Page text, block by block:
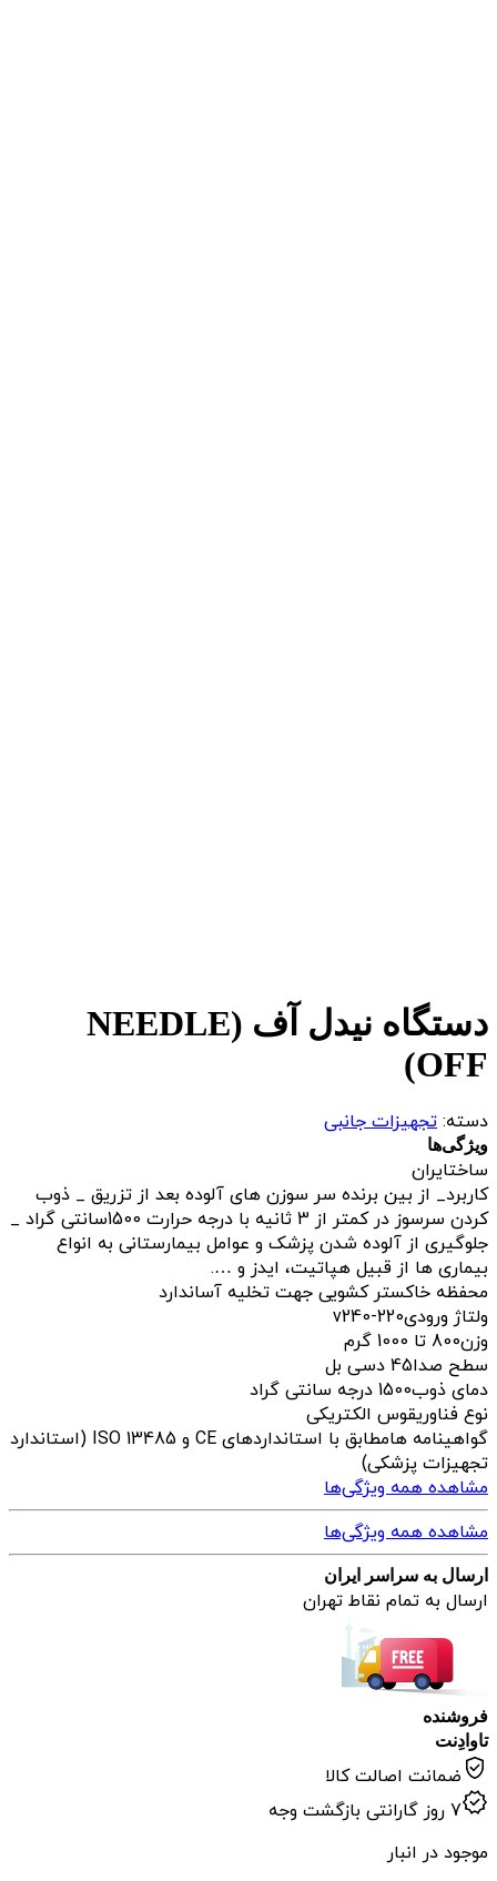
دستگاه نیدل آف (NEEDLE
OFF)
دسته: تجهیزات جانبی
ویژگی‌ها
ساختایران
کاربرد_ از بین برنده سر سوزن های آلوده بعد از تزریق _ ذوب
کردن سرسوز در کمتر از 3 ثانیه با درجه حرارت 1500سانتی گراد _
جلوگیری از آلوده شدن پزشک و عوامل بیمارستانی به انواع
بیماری ها از قبیل هپاتیت، ایدز و ….
محفظه خاکستر کشویی جهت تخلیه آساندارد
ولتاژ ورودیv240-220
وزن800 تا 1000 گرم
سطح صدا45 دسی بل
دمای ذوب1500 درجه سانتی گراد
نوع فناوریقوس الکتریکی
گواهینامه ها
مطابق با استانداردهای CE و ISO 13485 (استاندارد
تجهیزات پزشکی)
مشاهده همه ویژگی‌ها
مشاهده همه ویژگی‌ها
ارسال به سراسر ایران
ارسال به تمام نقاط تهران
فروشنده
تاوادِنت
ضمانت اصالت کالا
7 روز گارانتی بازگشت وجه
موجود در انبار